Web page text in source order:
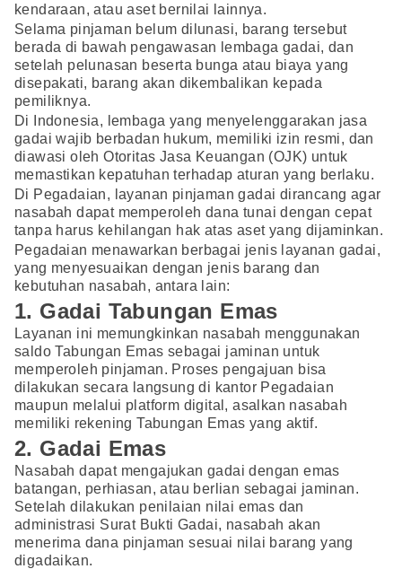
kendaraan, atau aset bernilai lainnya.
Selama pinjaman belum dilunasi, barang tersebut
berada di bawah pengawasan lembaga gadai, dan
setelah pelunasan beserta bunga atau biaya yang
disepakati, barang akan dikembalikan kepada
pemiliknya.
Di Indonesia, lembaga yang menyelenggarakan jasa
gadai wajib berbadan hukum, memiliki izin resmi, dan
diawasi oleh Otoritas Jasa Keuangan (OJK) untuk
memastikan kepatuhan terhadap aturan yang berlaku.
Di Pegadaian, layanan pinjaman gadai dirancang agar
nasabah dapat memperoleh dana tunai dengan cepat
tanpa harus kehilangan hak atas aset yang dijaminkan.
Pegadaian menawarkan berbagai jenis layanan gadai,
yang menyesuaikan dengan jenis barang dan
kebutuhan nasabah, antara lain:
1. Gadai Tabungan Emas
Layanan ini memungkinkan nasabah menggunakan
saldo Tabungan Emas sebagai jaminan untuk
memperoleh pinjaman. Proses pengajuan bisa
dilakukan secara langsung di kantor Pegadaian
maupun melalui platform digital, asalkan nasabah
memiliki rekening Tabungan Emas yang aktif.
2. Gadai Emas
Nasabah dapat mengajukan gadai dengan emas
batangan, perhiasan, atau berlian sebagai jaminan.
Setelah dilakukan penilaian nilai emas dan
administrasi Surat Bukti Gadai, nasabah akan
menerima dana pinjaman sesuai nilai barang yang
digadaikan.